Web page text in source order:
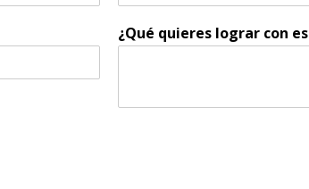
¿Qué quieres lograr con